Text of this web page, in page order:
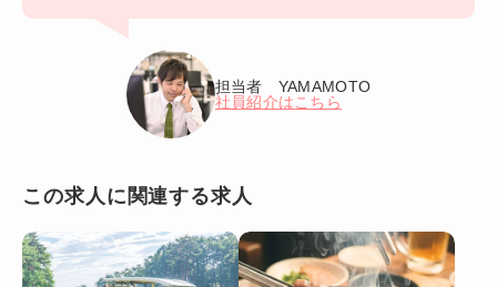
担当者 YAMAMOTO
社員紹介はこちら
この求人に関連する求人